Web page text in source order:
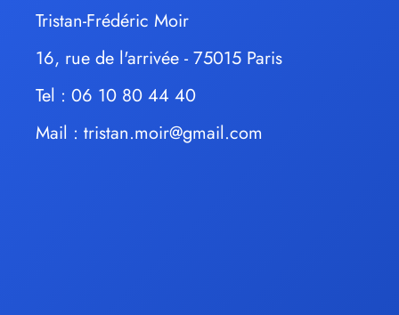
Tristan-Frédéric Moir
16, rue de l'arrivée - 75015 Paris
Tel : 06 10 80 44 40
Mail : tristan.moir@gmail.com